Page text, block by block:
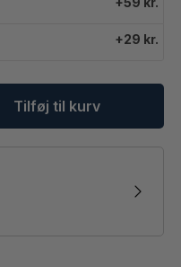
+29 kr.
Tilføj til kurv